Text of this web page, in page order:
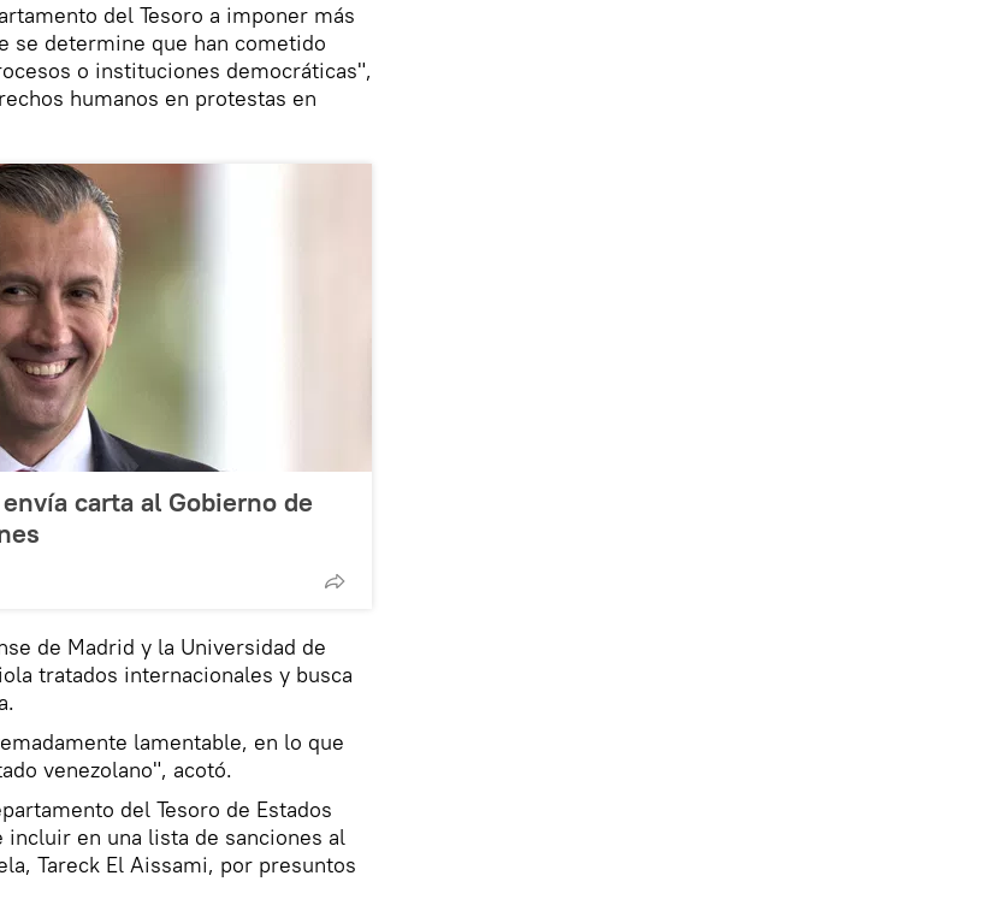
del Tesoro a imponer más
se determine que han cometido
o instituciones democráticas",
humanos en protestas en
carta al Gobierno de
de Madrid y la Universidad de
tratados internacionales y busca
lamentable, en lo que
venezolano", acotó.
del Tesoro de Estados
incluir en una lista de sanciones al
Tareck El Aissami, por presuntos